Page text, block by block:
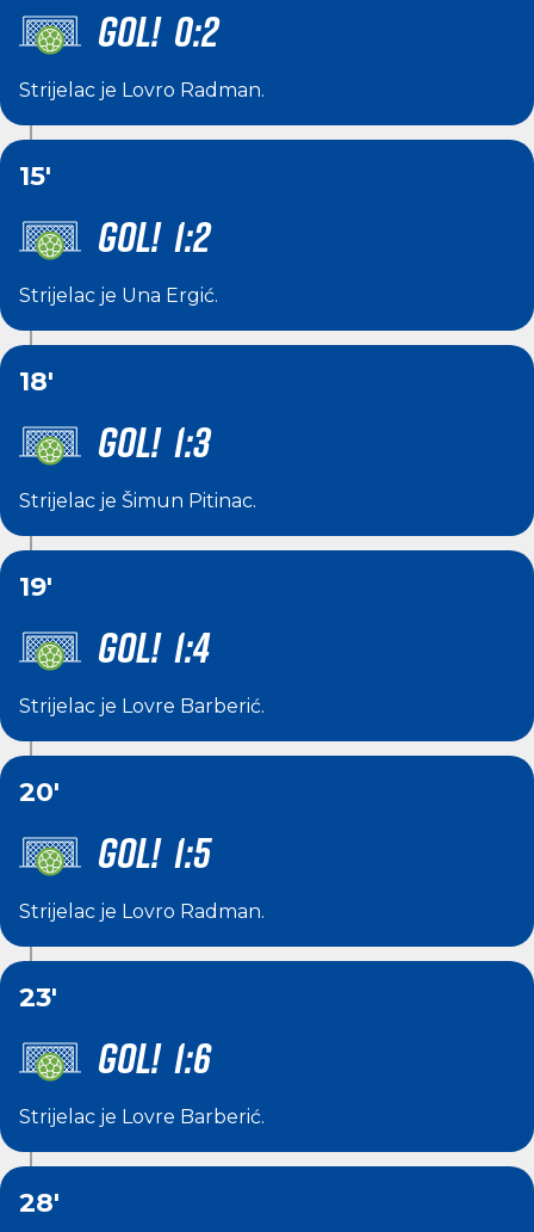
GOL! 0:2
Strijelac je Lovro Radman.
15'
GOL! 1:2
Strijelac je Una Ergić.
18'
GOL! 1:3
Strijelac je Šimun Pitinac.
19'
GOL! 1:4
Strijelac je Lovre Barberić.
20'
GOL! 1:5
Strijelac je Lovro Radman.
23'
GOL! 1:6
Strijelac je Lovre Barberić.
28'